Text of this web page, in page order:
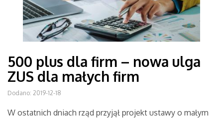
500 plus dla firm – nowa ulga
ZUS dla małych firm
Dodano: 2019-12-18
W ostatnich dniach rząd przyjął projekt ustawy o małym